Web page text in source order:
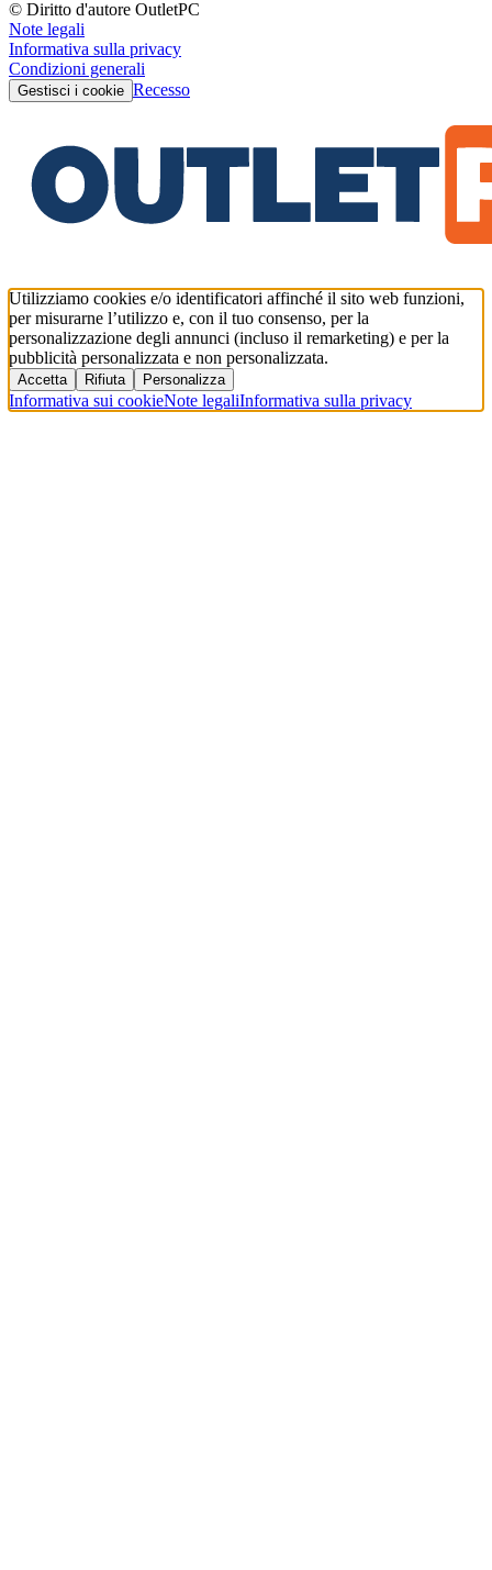
© Diritto d'autore OutletPC
Note legali
Informativa sulla privacy
Condizioni generali
Gestisci i cookie Recesso
Utilizziamo cookies e/o identificatori affinché il sito web funzioni,
per misurarne l’utilizzo e, con il tuo consenso, per la
personalizzazione degli annunci (incluso il remarketing) e per la
pubblicità personalizzata e non personalizzata.
Accetta Rifiuta Personalizza
Informativa sui cookieNote legaliInformativa sulla privacy